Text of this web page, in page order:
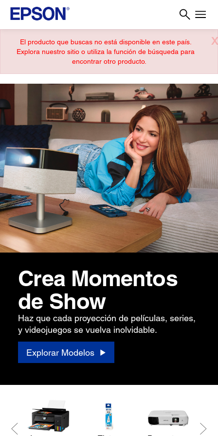
X
El producto que buscas no está disponible en este país.
Explora nuestro sitio o utiliza la función de búsqueda para
encontrar otro producto.
Crea Momentos
de Show
Haz que cada proyección de películas, series,
y videojuegos se vuelva inolvidable.
Explorar Modelos